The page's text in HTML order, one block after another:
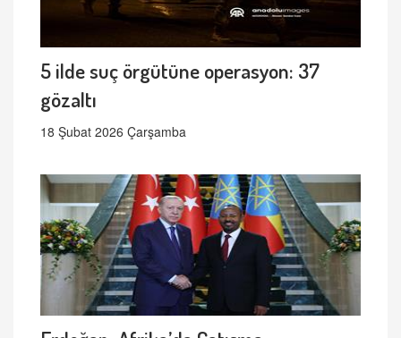
5 ilde suç örgütüne operasyon: 37
gözaltı
18 Şubat 2026 Çarşamba